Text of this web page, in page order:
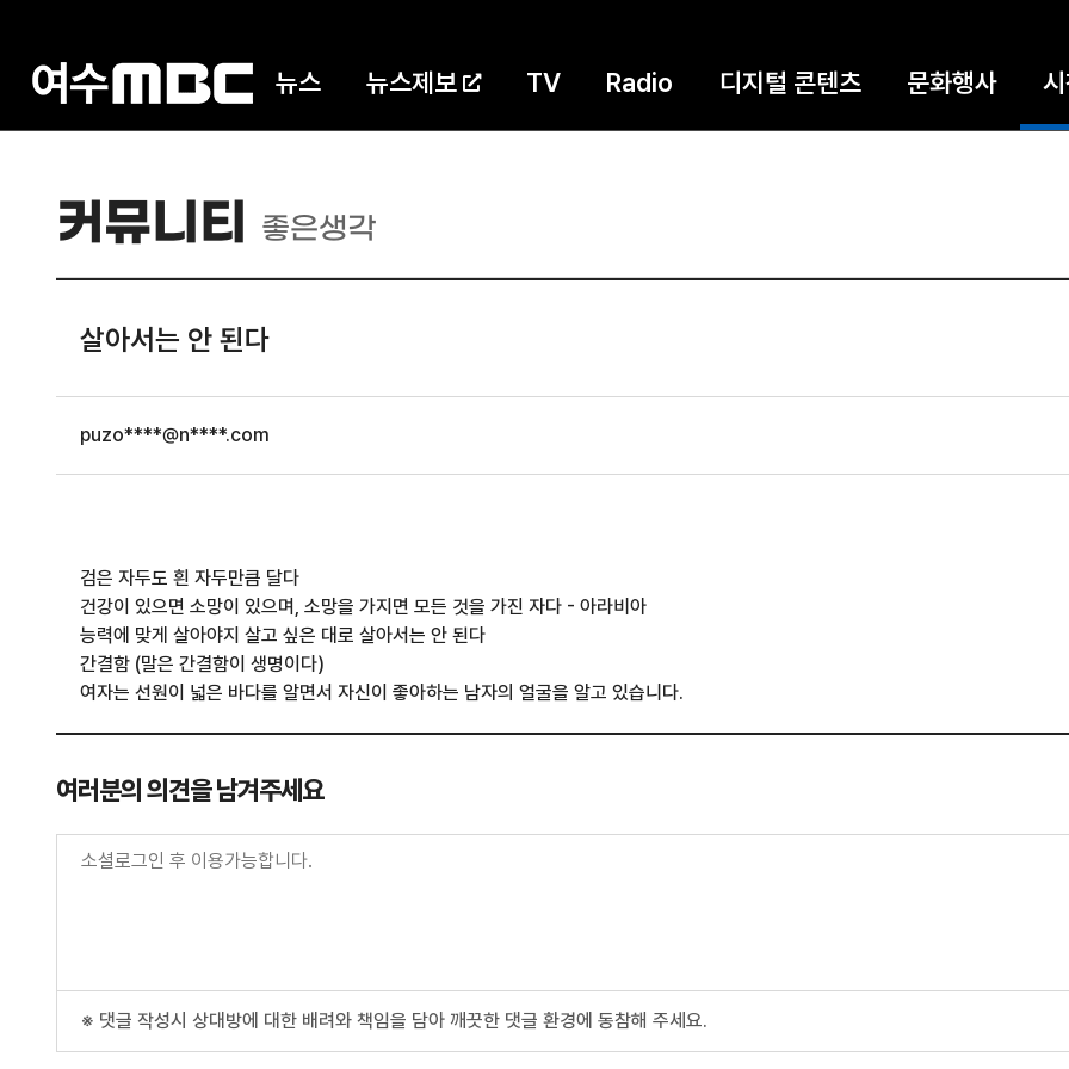
뉴스 뉴스제보 TV Radio 디지털 콘텐츠 문화행사
커뮤니티 좋은생각
살아서는 안 된다
puzo****@n****.com
검은 자두도 흰 자두만큼 달다
건강이 있으면 소망이 있으며, 소망을 가지면 모든 것을 가진 자다 - 아라비아
능력에 맞게 살아야지 살고 싶은 대로 살아서는 안 된다
간결함 (말은 간결함이 생명이다)
여자는 선원이 넓은 바다를 알면서 자신이 좋아하는 남자의 얼굴을 알고 있습니다.
DB손해보험실비
삼성화재실비
여러분의 의견을 남겨주세요
※ 댓글 작성시 상대방에 대한 배려와 책임을 담아 깨끗한 댓글 환경에 동참해 주세요.